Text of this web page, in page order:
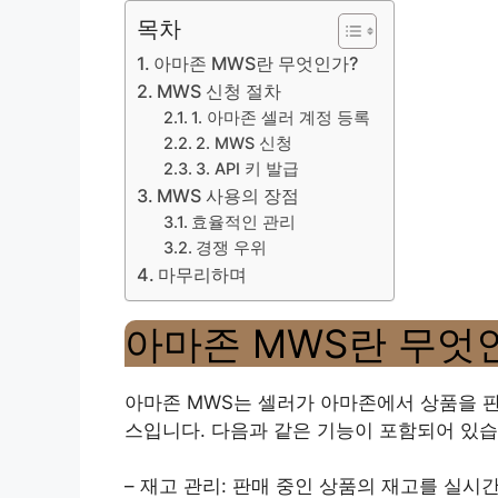
목차
아마존 MWS란 무엇인가?
MWS 신청 절차
1. 아마존 셀러 계정 등록
2. MWS 신청
3. API 키 발급
MWS 사용의 장점
효율적인 관리
경쟁 우위
마무리하며
아마존 MWS란 무엇
아마존 MWS는 셀러가 아마존에서 상품을
스입니다. 다음과 같은 기능이 포함되어 있
– 재고 관리: 판매 중인 상품의 재고를 실시